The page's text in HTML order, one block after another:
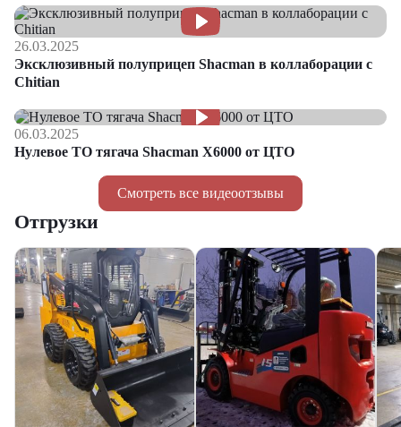
Смотреть все видеоотзывы
26.03.2025
Эксклюзивный полуприцеп Shacman в коллаборации с
Chitian
06.03.2025
Нулевое ТО тягача Shacman Х6000 от ЦТО
Отгрузки